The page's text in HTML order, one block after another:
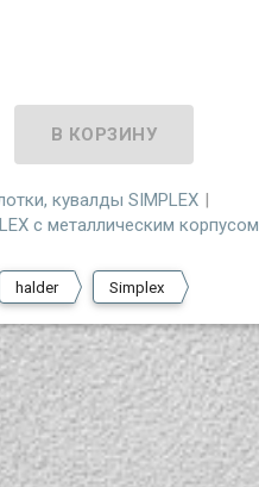
кувалды SIMPLEX
с металлическим корпусом
halder Simplex